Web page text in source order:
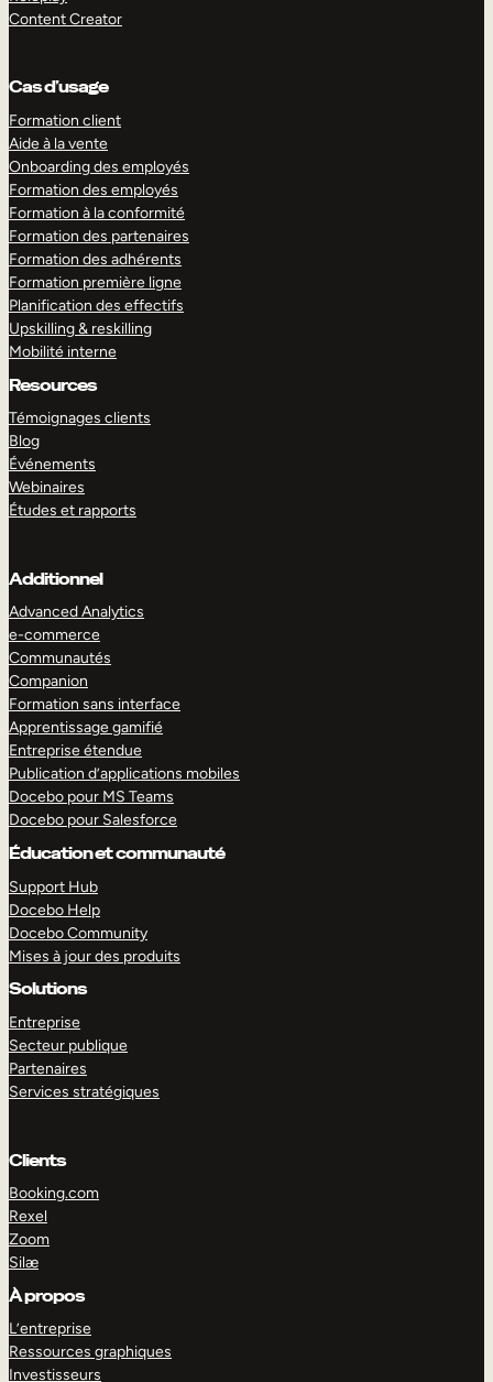
Content Creator
Cas d’usage
Formation client
Aide à la vente
Onboarding des employés
Formation des employés
Formation à la conformité
Formation des partenaires
Formation des adhérents
Formation première ligne
Planification des effectifs
Upskilling & reskilling
Mobilité interne
Resources
Témoignages clients
Blog
Événements
Webinaires
Études et rapports
Additionnel
Advanced Analytics
e-commerce
Communautés
Companion
Formation sans interface
Apprentissage gamifié
Entreprise étendue
Publication d’applications mobiles
Docebo pour MS Teams
Docebo pour Salesforce
Éducation et communauté
Support Hub
Docebo Help
Docebo Community
Mises à jour des produits
Solutions
Entreprise
Secteur publique
Partenaires
Services stratégiques
Clients
Booking.com
Rexel
Zoom
Silæ
À propos
L’entreprise
Ressources graphiques
Investisseurs